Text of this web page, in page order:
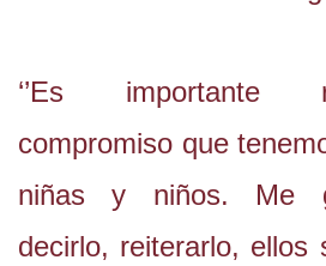
‘’Es importante
compromiso que
niñas y niños. Me
decirlo, reiterarlo, ellos